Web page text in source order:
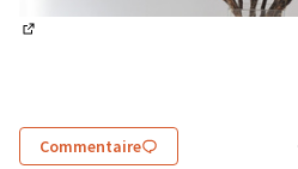
Commentaire